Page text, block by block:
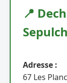
📍
Adresse :
67 Les